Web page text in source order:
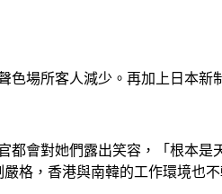
場所客人減少。再加上日本
會對她們露出笑容，「根本
格，香港與南韓的工作環境也不